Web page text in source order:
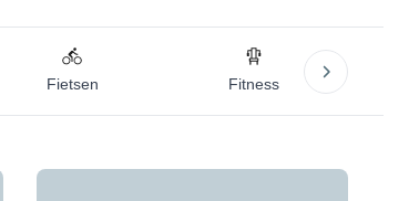
Fietsen Fitness